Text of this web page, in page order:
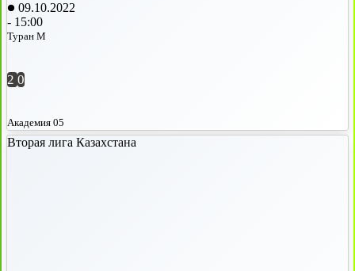
09.10.2022
- 15:00
Туран М
2 0
Академия 05
Вторая лига Казахстана